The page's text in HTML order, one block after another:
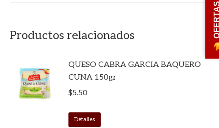
Productos relacionados
QUESO CABRA GARCIA BAQUERO
CUÑA 150gr
$5.50
Detalles